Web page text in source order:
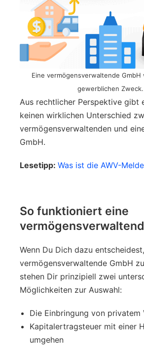
Eine vermögensverwaltende
gewerblichen Zweck.
Aus rechtlicher Perspektive gibt
keinen wirklichen Unterschied
vermögensverwaltenden und
GmbH.
Lesetipp: Was ist die AWV-
So funktioniert eine
Wenn Du Dich dazu
vermögensverwaltende GmbH
stehen Dir prinzipiell zwei
Möglichkeiten zur Auswahl:
Die Einbringung von privatem
Kapitalertragsteuer mit einer
umgehen